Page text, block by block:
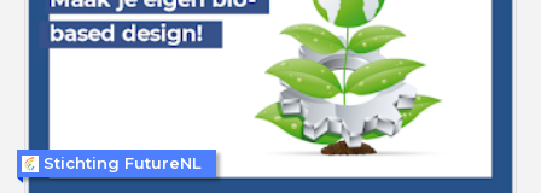
Stichting FutureNL